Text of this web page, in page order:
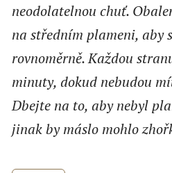
neodolatelnou chuť.
na středním plameni, aby
rovnoměrně. Každou
minuty, dokud nebudou
Dbejte na to, aby nebyl
jinak by máslo mohlo